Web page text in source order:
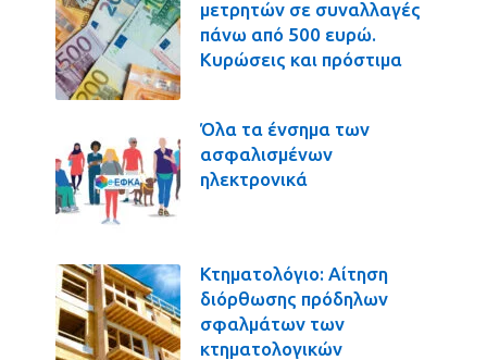
μετρητών σε συναλλαγές
πάνω από 500 ευρώ.
Κυρώσεις και πρόστιμα
Όλα τα ένσημα των
ασφαλισμένων
ηλεκτρονικά
Κτηματολόγιο: Αίτηση
διόρθωσης πρόδηλων
σφαλμάτων των
κτηματολογικών